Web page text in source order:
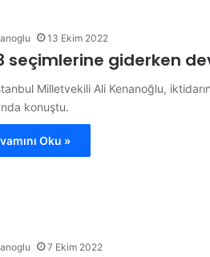
13 Ekim 2022
seçimlerine giderken
Milletvekili Ali Kenanoğlu,
konuştu.
Oku »
7 Ekim 2022